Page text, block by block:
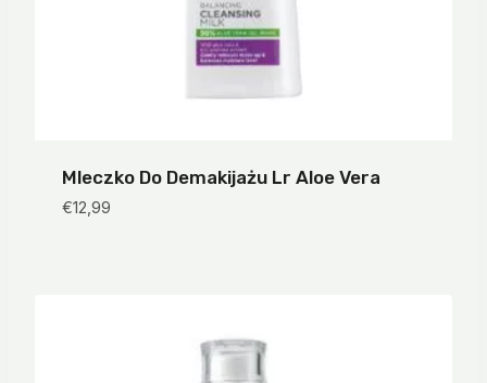
Mleczko Do Demakijażu Lr Aloe Vera
€12,99